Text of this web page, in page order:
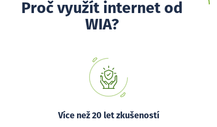
Proč využít internet od
WIA?
Více než 20 let zkušeností